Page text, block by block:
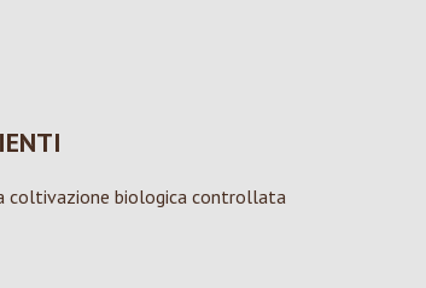
coltivazione biologica controllata